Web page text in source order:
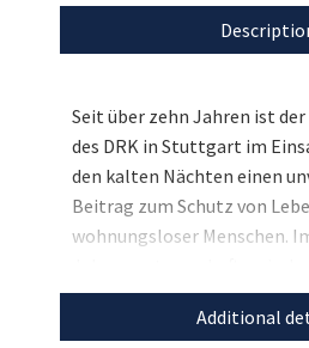
Seit über zehn Jahren ist
des DRK in Stuttgart im
den kalten Nächten einen
Beitrag zum Schutz von
wohnungsloser Menschen.
Jahrespartnerschaft
und dem DRK-
Württemberg haben wir
Additional